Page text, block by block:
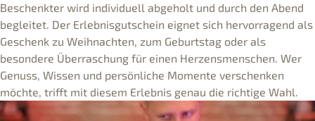
Beschenkter wird individuell abgeholt und durch den Abend
begleitet. Der Erlebnisgutschein eignet sich hervorragend als
Geschenk zu Weihnachten, zum Geburtstag oder als
besondere Überraschung für einen Herzensmenschen. Wer
Genuss, Wissen und persönliche Momente verschenken
möchte, trifft mit diesem Erlebnis genau die richtige Wahl.